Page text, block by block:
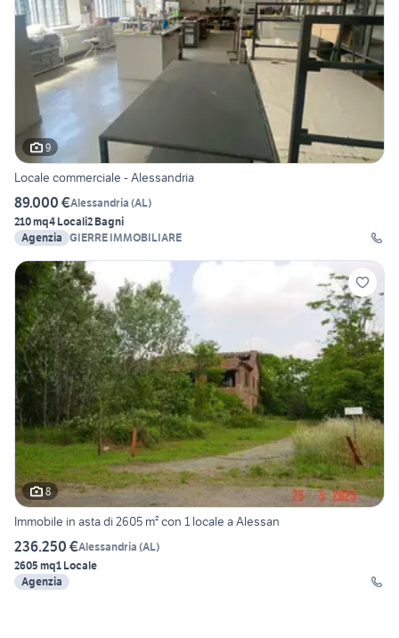
9
Locale commerciale - Alessandria
89.000 €Alessandria (AL)
210 mq4 Locali2 Bagni
Agenzia GIERRE IMMOBILIARE
8
Immobile in asta di 2605 m² con 1 locale a Alessan
236.250 €Alessandria (AL)
2605 mq1 Locale
Agenzia